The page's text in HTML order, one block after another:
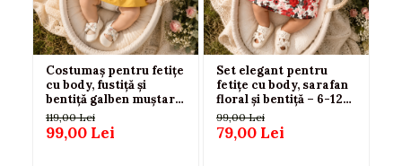
Costumaș pentru fetițe
cu body, fustiță și
bentiță galben muștar –
3-6-9 luni
119,00 Lei
99,00 Lei
Set elegant pentru
fetițe cu body, sarafan
floral și bentiță – 6-12
luni
99,00 Lei
79,00 Lei